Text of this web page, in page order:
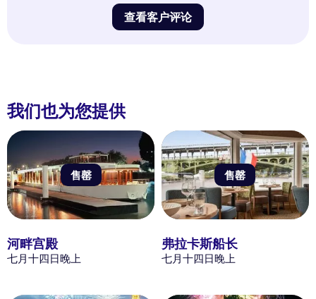
查看客户评论
我们也为您提供
售罄
河畔宫殿
七月十四日晚上
售罄
弗拉卡斯船长
七月十四日晚上